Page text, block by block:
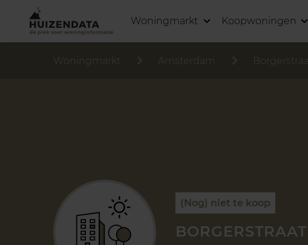
Woningmarkt Koopwoningen
Woningmarkt Amsterdam
(Nog) niet te koop